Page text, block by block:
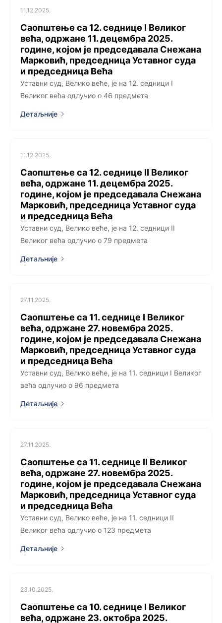
11.12.2025.
Саопштење са 12. седницe I Великог
већа, одржанe 11. децембра 2025.
године, којoм је председавала Снежана
Марковић, председница Уставног суда
и председница Већа
Уставни суд, Велико веће, је на 12. седници I
Великог већа одлучио о 46 предмета
Детаљније
11.12.2025.
Саопштење са 12. седницe II Великог
већа, одржанe 11. децембра 2025.
године, којoм је председавала Снежана
Марковић, председница Уставног суда
и председница Већа
Уставни суд, Велико веће, је на 12. седници II
Великог већа одлучио о 79 предмета
Детаљније
27.11.2025.
Саопштење са 11. седницe I Великог
већа, одржанe 27. новембра 2025.
године, којoм је председавала Снежана
Марковић, председница Уставног суда
и председница Већа
Уставни суд, Велико веће, је на 11. седници I Великог
већа одлучио о 96 предмета
Детаљније
27.11.2025.
Саопштење са 11. седницe II Великог
већа, одржанe 27. новембра 2025.
године, којoм је председавала Снежана
Марковић, председница Уставног суда
и председница Већа
Уставни суд, Велико веће, је на 11. седници II
Великог већа одлучио о 123 предмета
Детаљније
23.10.2025.
Саопштење са 10. седницe I Великог
већа, одржанe 23. октобра 2025.